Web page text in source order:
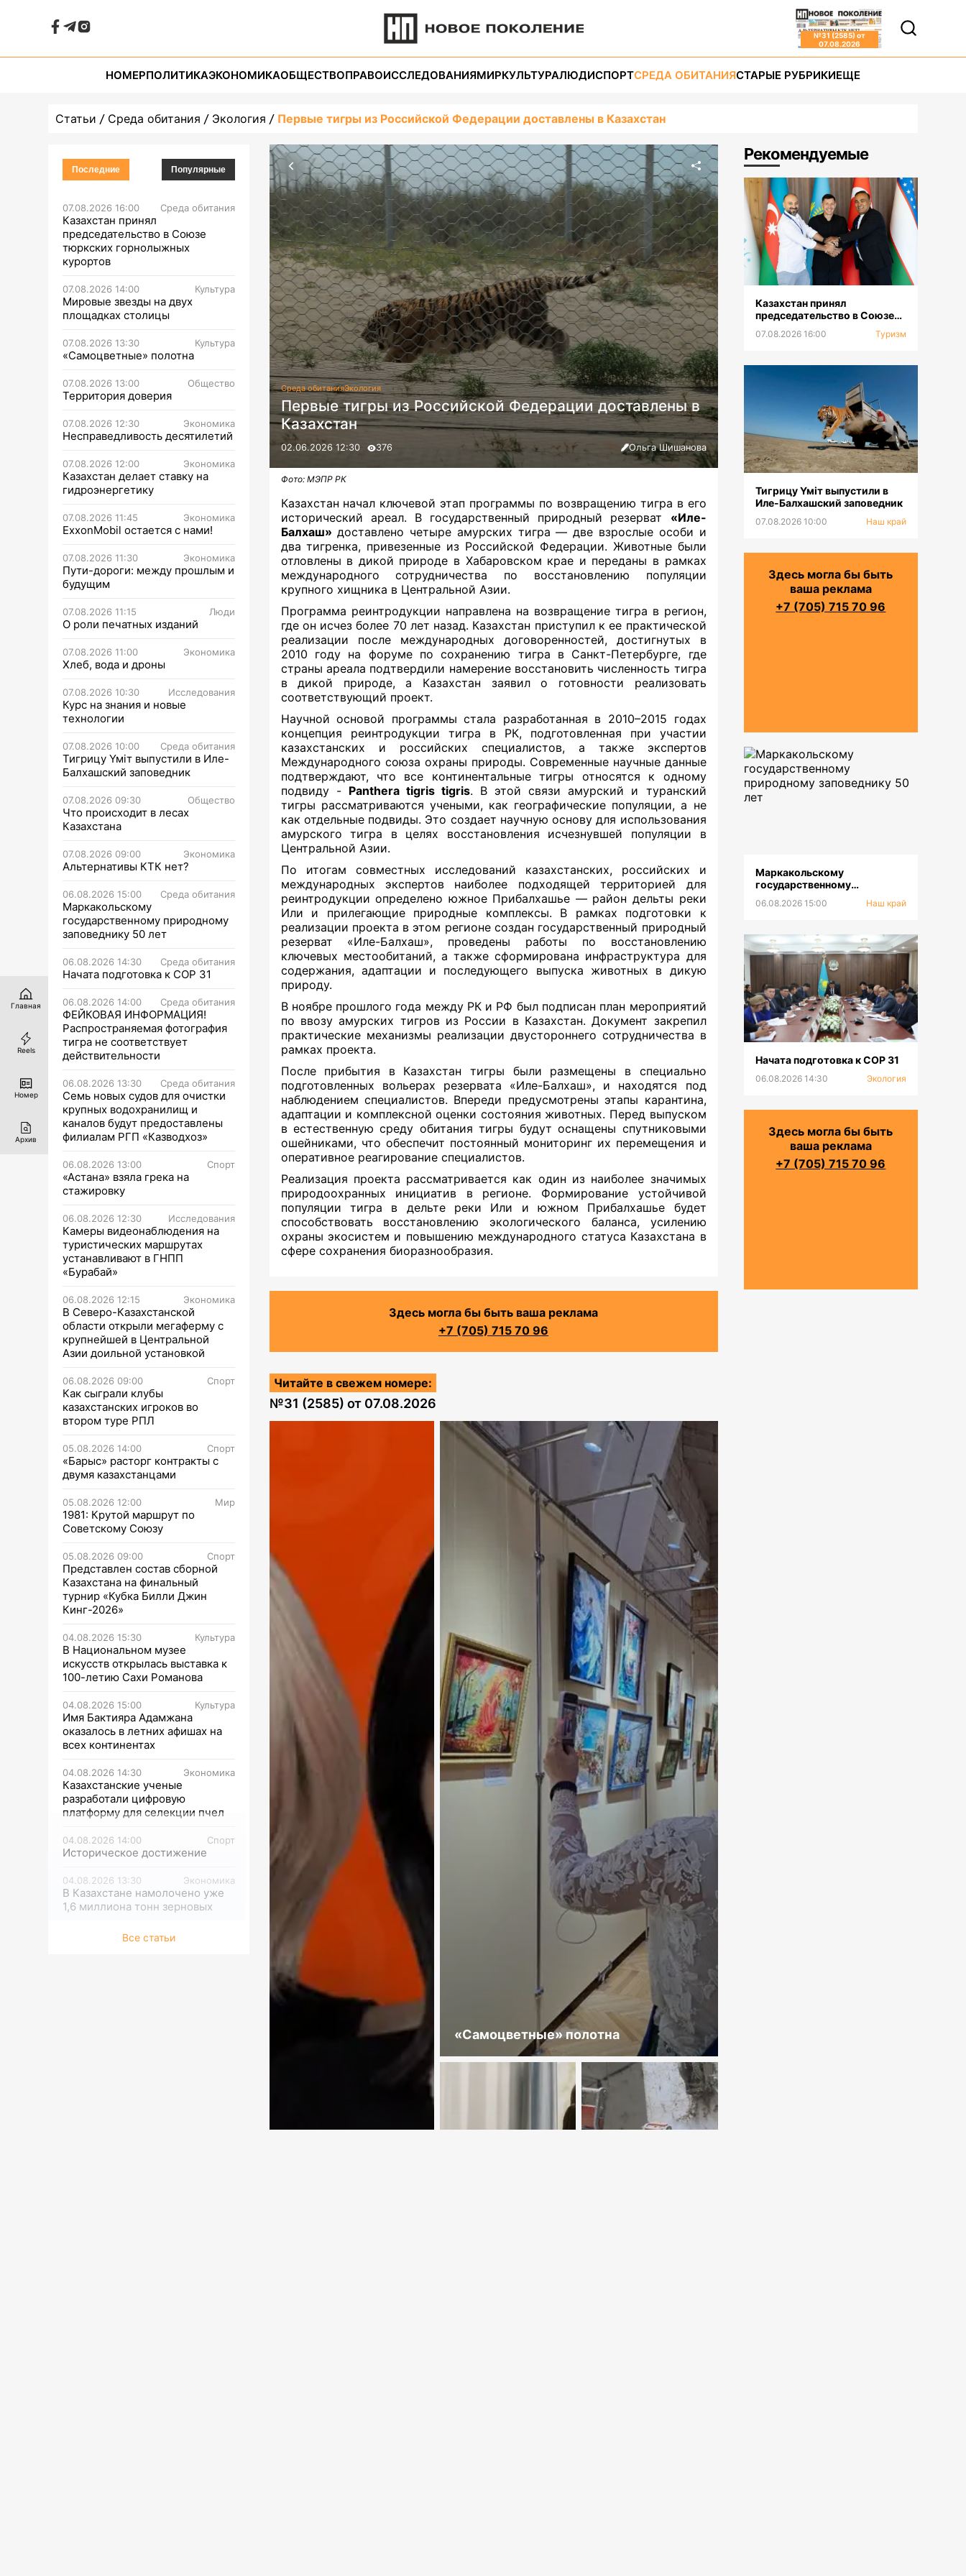
№31 (2585) от
07.08.2026
НОМЕРПОЛИТИКАЭКОНОМИКАОБЩЕСТВОПРАВОИССЛЕДОВАНИЯМИРКУЛЬТУРАЛЮДИСПОРТСРЕДА ОБИТАНИЯСТАРЫЕ РУБРИКИЕЩЕ
Статьи Среда обитания Экология Первые тигры из Российской Федерации доставлены в Казахстан
Последние Популярные
07.08.2026 16:00 Среда обитания
Казахстан принял
председательство в Союзе
тюркских горнолыжных
курортов
07.08.2026 14:00 Культура
Мировые звезды на двух
площадках столицы
07.08.2026 13:30 Культура
«Самоцветные» полотна
07.08.2026 13:00 Общество
Территория доверия
07.08.2026 12:30 Экономика
Несправедливость десятилетий
07.08.2026 12:00 Экономика
Казахстан делает ставку на
гидроэнергетику
07.08.2026 11:45 Экономика
ExxonMobil остается с нами!
07.08.2026 11:30 Экономика
Пути-дороги: между прошлым и
будущим
07.08.2026 11:15 Люди
О роли печатных изданий
07.08.2026 11:00 Экономика
Хлеб, вода и дроны
07.08.2026 10:30 Исследования
Курс на знания и новые
технологии
07.08.2026 10:00 Среда обитания
Тигрицу Үміт выпустили в Иле-
Балхашский заповедник
07.08.2026 09:30 Общество
Что происходит в лесах
Казахстана
07.08.2026 09:00 Экономика
Альтернативы КТК нет?
06.08.2026 15:00 Среда обитания
Маркакольскому
государственному природному
заповеднику 50 лет
06.08.2026 14:30 Среда обитания
Начата подготовка к СОР 31
06.08.2026 14:00 Среда обитания
ФЕЙКОВАЯ ИНФОРМАЦИЯ!
Распространяемая фотография
тигра не соответствует
действительности
06.08.2026 13:30 Среда обитания
Семь новых судов для очистки
крупных водохранилищ и
каналов будут предоставлены
филиалам РГП «Казводхоз»
06.08.2026 13:00 Спорт
«Астана» взяла грека на
стажировку
06.08.2026 12:30 Исследования
Камеры видеонаблюдения на
туристических маршрутах
устанавливают в ГНПП
«Бурабай»
06.08.2026 12:15 Экономика
В Северо-Казахстанской
области открыли мегаферму с
крупнейшей в Центральной
Азии доильной установкой
06.08.2026 09:00 Спорт
Как сыграли клубы
казахстанских игроков во
втором туре РПЛ
05.08.2026 14:00 Спорт
«Барыс» расторг контракты с
двумя казахстанцами
05.08.2026 12:00 Мир
1981: Крутой маршрут по
Советскому Союзу
05.08.2026 09:00 Спорт
Представлен состав сборной
Казахстана на финальный
турнир «Кубка Билли Джин
Кинг-2026»
04.08.2026 15:30 Культура
В Национальном музее
искусств открылась выставка к
100-летию Сахи Романова
04.08.2026 15:00 Культура
Имя Бактияра Адамжана
оказалось в летних афишах на
всех континентах
04.08.2026 14:30 Экономика
Казахстанские ученые
разработали цифровую
платформу для селекции пчел
04.08.2026 14:00 Спорт
Историческое достижение
04.08.2026 13:30 Экономика
В Казахстане намолочено уже
1,6 миллиона тонн зерновых
Все статьи
Среда обитанияЭкология
Первые тигры из Российской Федерации доставлены в
Казахстан
02.06.2026 12:30 376 Ольга Шишанова
Фото: МЭПР РК
Казахстан начал ключевой этап программы по возвращению тигра в его
исторический ареал. В государственный природный резерват «Иле-
Балхаш» доставлено четыре амурских тигра — две взрослые особи и
два тигренка, привезенные из Российской Федерации. Животные были
отловлены в дикой природе в Хабаровском крае и переданы в рамках
международного сотрудничества по восстановлению популяции
крупного хищника в Центральной Азии.
Программа реинтродукции направлена на возвращение тигра в регион,
где он исчез более 70 лет назад. Казахстан приступил к ее практической
реализации после международных договоренностей, достигнутых в
2010 году на форуме по сохранению тигра в Санкт-Петербурге, где
страны ареала подтвердили намерение восстановить численность тигра
в дикой природе, а Казахстан заявил о готовности реализовать
соответствующий проект.
Научной основой программы стала разработанная в 2010–2015 годах
концепция реинтродукции тигра в РК, подготовленная при участии
казахстанских и российских специалистов, а также экспертов
Международного союза охраны природы. Современные научные данные
подтверждают, что все континентальные тигры относятся к одному
подвиду - Panthera tigris tigris. В этой связи амурский и туранский
тигры рассматриваются учеными, как географические популяции, а не
как отдельные подвиды. Это создает научную основу для использования
амурского тигра в целях восстановления исчезнувшей популяции в
Центральной Азии.
По итогам совместных исследований казахстанских, российских и
международных экспертов наиболее подходящей территорией для
реинтродукции определено южное Прибалхашье — район дельты реки
Или и прилегающие природные комплексы. В рамках подготовки к
реализации проекта в этом регионе создан государственный природный
резерват «Иле-Балхаш», проведены работы по восстановлению
ключевых местообитаний, а также сформирована инфраструктура для
содержания, адаптации и последующего выпуска животных в дикую
природу.
В ноябре прошлого года между РК и РФ был подписан план мероприятий
по ввозу амурских тигров из России в Казахстан. Документ закрепил
практические механизмы реализации двустороннего сотрудничества в
рамках проекта.
После прибытия в Казахстан тигры были размещены в специально
подготовленных вольерах резервата «Иле-Балхаш», и находятся под
наблюдением специалистов. Впереди предусмотрены этапы карантина,
адаптации и комплексной оценки состояния животных. Перед выпуском
в естественную среду обитания тигры будут оснащены спутниковыми
ошейниками, что обеспечит постоянный мониторинг их перемещения и
оперативное реагирование специалистов.
Реализация проекта рассматривается как один из наиболее значимых
природоохранных инициатив в регионе. Формирование устойчивой
популяции тигра в дельте реки Или и южном Прибалхашье будет
способствовать восстановлению экологического баланса, усилению
охраны экосистем и повышению международного статуса Казахстана в
сфере сохранения биоразнообразия.
Здесь могла бы быть ваша реклама
+7 (705) 715 70 96
Читайте в свежем номере:
№31 (2585) от 07.08.2026
«Самоцветные» полотна
Рекомендуемые
Казахстан принял
председательство в Союзе
курортов
07.08.2026 16:00 Туризм
Тигрицу Үміт выпустили в
Иле-Балхашский заповедник
07.08.2026 10:00 Наш край
Здесь могла бы быть
ваша реклама
+7 (705) 715 70 96
Маркакольскому
государственному
лет
06.08.2026 15:00 Наш край
Начата подготовка к СОР 31
06.08.2026 14:30 Экология
Здесь могла бы быть
ваша реклама
+7 (705) 715 70 96
Главная
Reels
Номер
Архив